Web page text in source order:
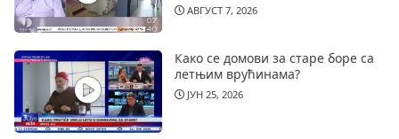
АВГУСТ 7, 2026
Како се домови за старе боре са
летњим врућинама?
ЈУН 25, 2026